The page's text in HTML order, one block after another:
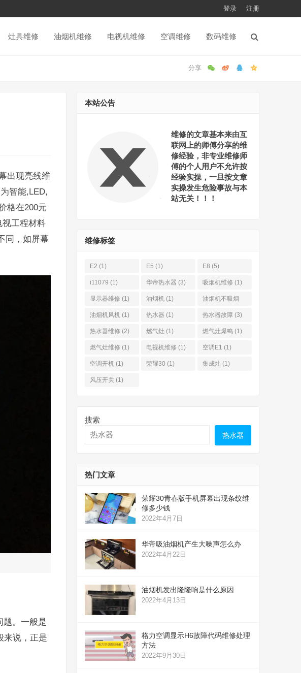
登录 注册
灶具维修 油烟机维修 电视机维修 空调维修 数码维修
出现亮线维
智能,LED,
格在200元
视工程材料
同，如屏幕
题。一般是
来说，正是
本站公告
维修的文章基本来由互
联网上的师傅分享的维
修经验，非专业维修师
傅的个人用户不允许按
经验实操，一旦按文章
实操发生危险事故与本
站无关！！！
维修标签
E2 (1) E5 (1) E8 (5)
i11079 (1) 华帝热水器 (3) 吸烟机维修 (1)
显示器维修 (1) 油烟机 (1)
油烟机不吸烟
(3)
油烟机风机 (1) 热水器 (1) 热水器故障 (3)
热水器维修 (2) 燃气灶 (1) 燃气灶爆鸣 (1)
燃气灶维修 (1) 电视机维修 (1) 空调E1 (1)
空调开机 (1) 荣耀30 (1) 集成灶 (1)
风压开关 (1)
搜索
热水器
热门文章
荣耀30青春版手机屏幕出现条纹维
修多少钱
2022年4月7日
华帝吸油烟机产生大噪声怎么办
2022年4月22日
油烟机发出隆隆响是什么原因
2022年4月13日
格力空调显示H6故障代码维修处理
方法
2022年9月30日